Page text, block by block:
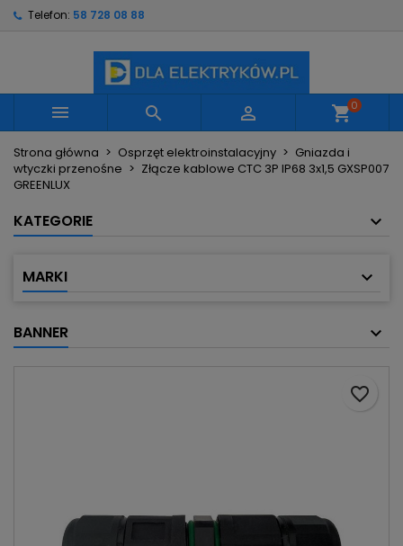
Telefon: 58 728 08 88
   shopping_cart0
Strona główna Osprzęt elektroinstalacyjny
Gniazda i
wtyczki przenośne
Złącze kablowe CTC 3P IP68 3x1,5 GXSP007
GREENLUX
KATEGORIE
MARKI
BANNER
favorite_border
Utwórz nową listę
Nazwa listy życzeń
Anuluj Utwórz listę życzeń
Musisz być zalogowany by zapisać produkty na
swojej liście życzeń.
Anuluj Zaloguj się